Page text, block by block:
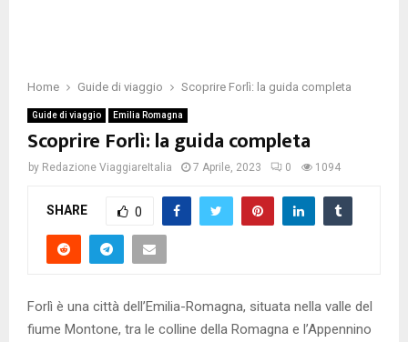
Home Guide di viaggio Scoprire Forlì: la guida completa
Guide di viaggio Emilia Romagna
Scoprire Forlì: la guida completa
by Redazione ViaggiareItalia 7 Aprile, 2023 0 1094
SHARE 0
Forlì è una città dell’Emilia-Romagna, situata nella valle del
fiume Montone, tra le colline della Romagna e l’Appennino